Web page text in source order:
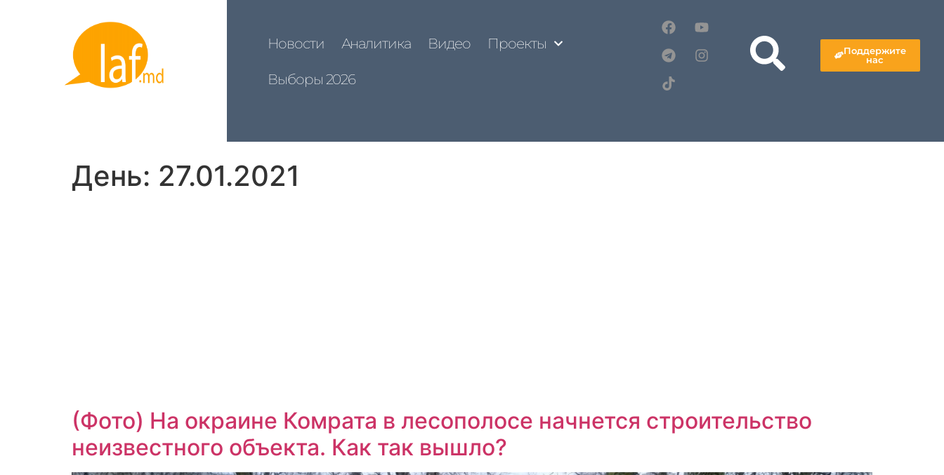
Новости Аналитика Видео Проекты
Выборы 2026
Поддержите
нас
День: 27.01.2021
(Фото) На окраине Комрата в лесополосе начнется строительство
неизвестного объекта. Как так вышло?